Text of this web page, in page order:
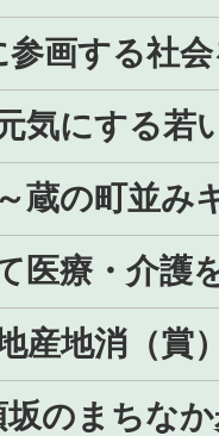
画する社
気にする若
蔵の町並み
医療・介護
産地消（賞
坂のまちな